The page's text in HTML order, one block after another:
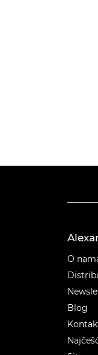
O
Blog